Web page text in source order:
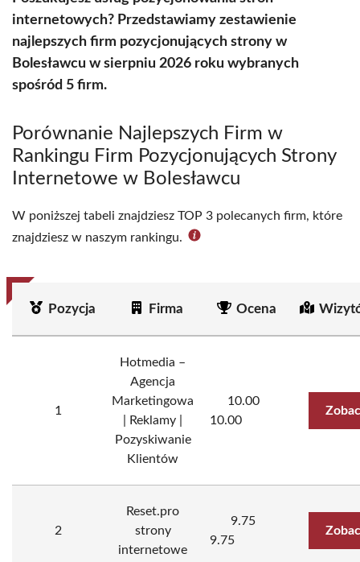
internetowych? Przedstawiamy zestawienie
najlepszych firm pozycjonujących strony w
Bolesławcu w sierpniu 2026 roku wybranych
spośród 5 firm.
Porównanie Najlepszych Firm w
Rankingu Firm Pozycjonujących Strony
Internetowe w Bolesławcu
W poniższej tabeli znajdziesz TOP 3 polecanych firm, które
znajdziesz w naszym rankingu.
Pozycja Firma Ocena
1
Hotmedia –
Agencja
Marketingowa
| Reklamy |
Pozyskiwanie
Klientów
10.00
10.00
2
Reset.pro
strony
internetowe
9.75
9.75